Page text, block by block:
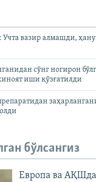
Учта вазир алмашди,
сўнг ногирон
иши қўзғатилди
бўлсангиз
Европа ва